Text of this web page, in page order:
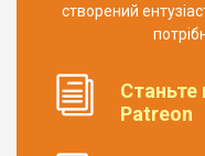
створений
Patreon